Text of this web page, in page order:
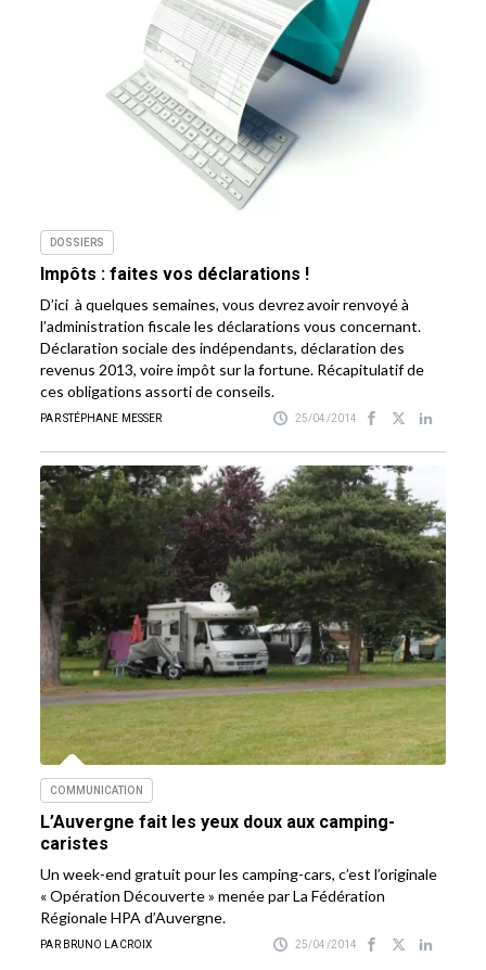
DOSSIERS
Impôts : faites vos déclarations !
D’ici à quelques semaines, vous devrez avoir renvoyé à
l’administration fiscale les déclarations vous concernant.
Déclaration sociale des indépendants, déclaration des
revenus 2013, voire impôt sur la fortune. Récapitulatif de
ces obligations assorti de conseils.
PAR STÉPHANE MESSER 25/04/2014
COMMUNICATION
L’Auvergne fait les yeux doux aux camping-
caristes
Un week-end gratuit pour les camping-cars, c’est l’originale
« Opération Découverte » menée par La Fédération
Régionale HPA d’Auvergne.
PAR BRUNO LACROIX 25/04/2014